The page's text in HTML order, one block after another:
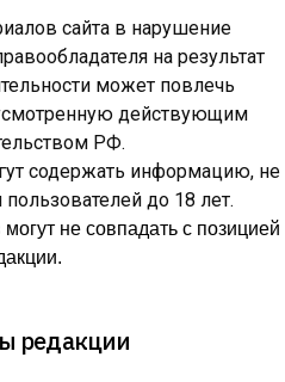
сайта в нарушение
на результат
может повлечь
действующим
РФ.
содержать информацию, не
до 18 лет.
не совпадать с позицией
редакции